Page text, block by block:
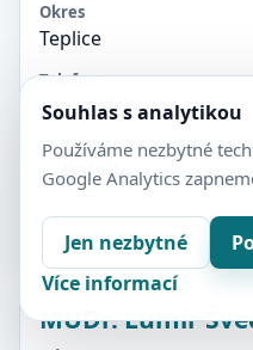
Okres
Teplice
Telefon
417537747
Detail
MUDr. Lumír
Souhlas s analytikou
Používáme nezbytné
Google Analytics
Jen nezbytné
Více informací